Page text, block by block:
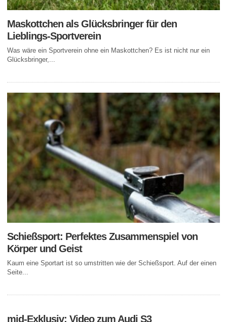
Maskottchen als Glücksbringer für den
Lieblings-Sportverein
Was wäre ein Sportverein ohne ein Maskottchen? Es ist nicht nur ein
Glücksbringer,...
Schießsport: Perfektes Zusammenspiel von
Körper und Geist
Kaum eine Sportart ist so umstritten wie der Schießsport. Auf der einen
Seite...
mid-Exklusiv: Video zum Audi S3